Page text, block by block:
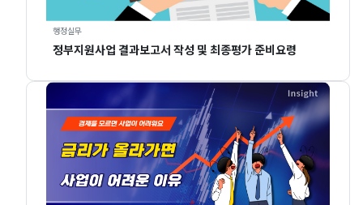
행정실무
정부지원사업 결과보고서 작성 및 최종평가 준비요령